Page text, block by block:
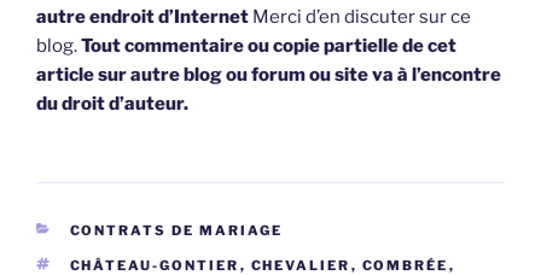
autre endroit d’Internet Merci d’en discuter sur ce
blog.Tout commentaire ou copie partielle de cet
article sur autre blog ou forum ou site va à l’encontre
du droit d’auteur.
CATÉGORIES
CONTRATS DE MARIAGE
ÉTIQUETTES
CHÂTEAU-GONTIER , CHEVALIER , COMBRÉE ,